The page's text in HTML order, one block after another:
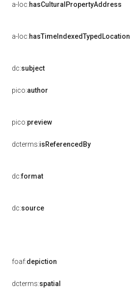
a-loc:hasCulturalPropertyAddress
a-loc:hasTimeIndexedTypedLocation
dc:subject
pico:author
pico:preview
dcterms:isReferencedBy
dc:format
dc:source
foaf:depiction
dcterms:spatial